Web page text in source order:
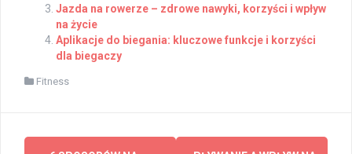
Jazda na rowerze – zdrowe nawyki, korzyści i wpływ
na życie
Aplikacje do biegania: kluczowe funkcje i korzyści
dla biegaczy
Fitness